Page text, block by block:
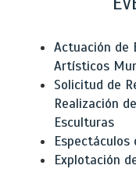
Actuación de
Artísticos
Solicitud de
Realización
Esculturas
Espectáculos
Explotación